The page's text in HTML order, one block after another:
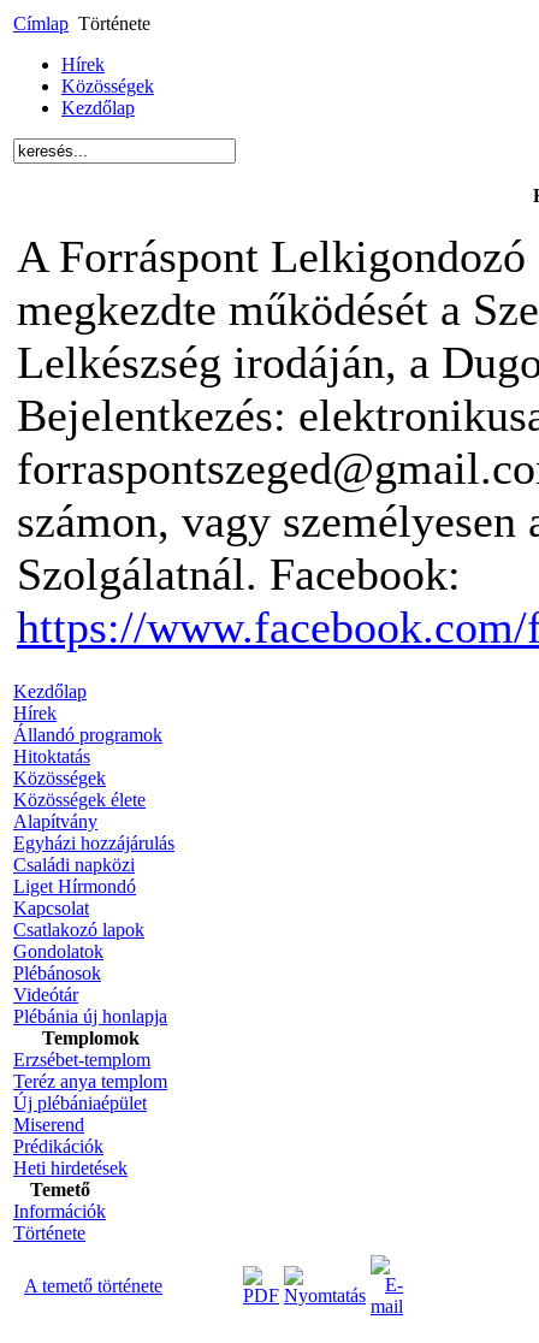
Címlap Története
Hírek
Közösségek
Kezdőlap
A Forráspont
megkezdte működését a
Lelkészség irodáján, a
Bejelentkezés:
számon, vagy
Szolgálatnál. Facebook:
https://www.facebook.com/
Kezdőlap
Hírek
Állandó programok
Hitoktatás
Közösségek
Közösségek élete
Alapítvány
Egyházi hozzájárulás
Családi napközi
Liget Hírmondó
Kapcsolat
Csatlakozó lapok
Gondolatok
Plébánosok
Videótár
Plébánia új honlapja
Templomok
Erzsébet-templom
Teréz anya templom
Új plébániaépület
Miserend
Prédikációk
Heti hirdetések
Temető
Információk
Története
A temető története